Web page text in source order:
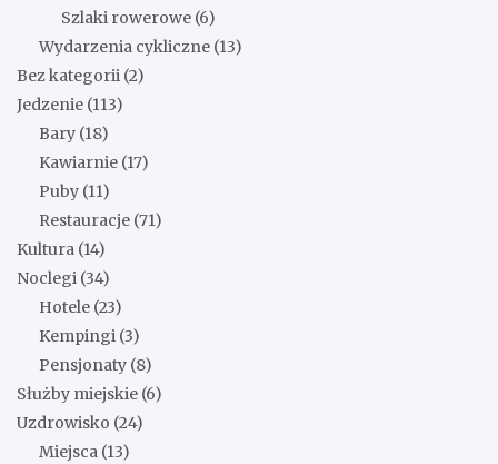
Szlaki rowerowe (6)
Wydarzenia cykliczne (13)
Bez kategorii (2)
Jedzenie (113)
Bary (18)
Kawiarnie (17)
Puby (11)
Restauracje (71)
Kultura (14)
Noclegi (34)
Hotele (23)
Kempingi (3)
Pensjonaty (8)
Służby miejskie (6)
Uzdrowisko (24)
Miejsca (13)